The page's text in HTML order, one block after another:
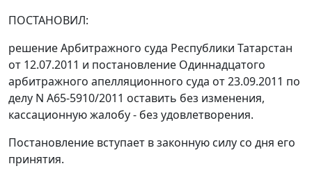
ПОСТАНОВИЛ:
решение Арбитражного суда Республики Татарстан
от 12.07.2011 и постановление Одиннадцатого
арбитражного апелляционного суда от 23.09.2011 по
делу N А65-5910/2011 оставить без изменения,
кассационную жалобу - без удовлетворения.
Постановление вступает в законную силу со дня его
принятия.